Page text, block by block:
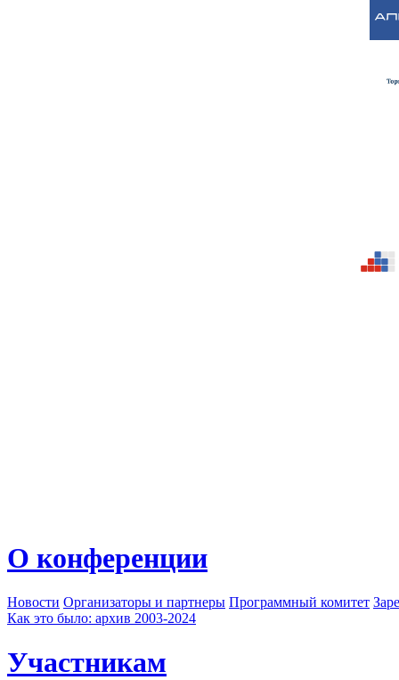
О конференции
Новости Организаторы и партнеры Программный комитет
Как это было: архив 2003-2024
Участникам